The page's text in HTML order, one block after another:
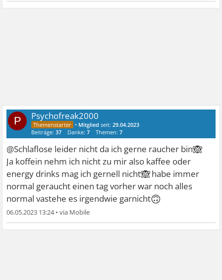
P Psychofreak2000
• Mitglied seit:29.04.2023
Beiträge:37 Danke:7 Themen:7
@Schlaflose leider nicht da ich gerne raucher bin🙈
Ja koffein nehm ich nicht zu mir also kaffee oder
energy drinks mag ich gernell nicht🙈habe immer
normal geraucht einen tag vorher war noch alles
normal vastehe es irgendwie garnicht🙃
06.05.2023 13:24•